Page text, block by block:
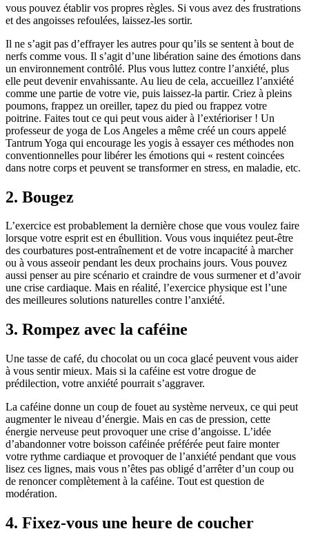
vous pouvez établir vos propres règles. Si vous avez des frustrations
et des angoisses refoulées, laissez-les sortir.
Il ne s’agit pas d’effrayer les autres pour qu’ils se sentent à bout de
nerfs comme vous. Il s’agit d’une libération saine des émotions dans
un environnement contrôlé. Plus vous luttez contre l’anxiété, plus
elle peut devenir envahissante. Au lieu de cela, accueillez l’anxiété
comme une partie de votre vie, puis laissez-la partir. Criez à pleins
poumons, frappez un oreiller, tapez du pied ou frappez votre
poitrine. Faites tout ce qui peut vous aider à l’extérioriser ! Un
professeur de yoga de Los Angeles a même créé un cours appelé
Tantrum Yoga qui encourage les yogis à essayer ces méthodes non
conventionnelles pour libérer les émotions qui « restent coincées
dans notre corps et peuvent se transformer en stress, en maladie, etc.
2. Bougez
L’exercice est probablement la dernière chose que vous voulez faire
lorsque votre esprit est en ébullition. Vous vous inquiétez peut-être
des courbatures post-entraînement et de votre incapacité à marcher
ou à vous asseoir pendant les deux prochains jours. Vous pouvez
aussi penser au pire scénario et craindre de vous surmener et d’avoir
une crise cardiaque. Mais en réalité, l’exercice physique est l’une
des meilleures solutions naturelles contre l’anxiété.
3. Rompez avec la caféine
Une tasse de café, du chocolat ou un coca glacé peuvent vous aider
à vous sentir mieux. Mais si la caféine est votre drogue de
prédilection, votre anxiété pourrait s’aggraver.
La caféine donne un coup de fouet au système nerveux, ce qui peut
augmenter le niveau d’énergie. Mais en cas de pression, cette
énergie nerveuse peut provoquer une crise d’angoisse. L’idée
d’abandonner votre boisson caféinée préférée peut faire monter
votre rythme cardiaque et provoquer de l’anxiété pendant que vous
lisez ces lignes, mais vous n’êtes pas obligé d’arrêter d’un coup ou
de renoncer complètement à la caféine. Tout est question de
modération.
4. Fixez-vous une heure de coucher